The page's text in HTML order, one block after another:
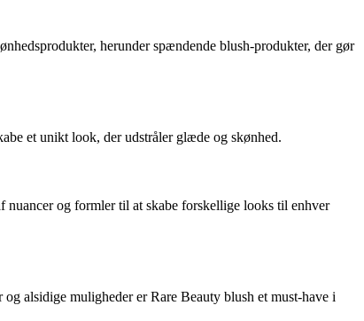
herunder spændende blush-produkter, der gør
et unikt look, der udstråler glæde og skønhed.
og formler til at skabe forskellige looks til enhver
alsidige muligheder er Rare Beauty blush et must-have i